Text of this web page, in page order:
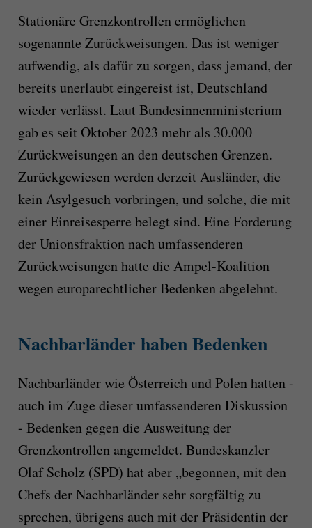
Stationäre Grenzkontrollen ermöglichen
sogenannte Zurückweisungen. Das ist weniger
aufwendig, als dafür zu sorgen, dass jemand, der
bereits unerlaubt eingereist ist, Deutschland
wieder verlässt. Laut Bundesinnenministerium
gab es seit Oktober 2023 mehr als 30.000
Zurückweisungen an den deutschen Grenzen.
Zurückgewiesen werden derzeit Ausländer, die
kein Asylgesuch vorbringen, und solche, die mit
einer Einreisesperre belegt sind. Eine Forderung
der Unionsfraktion nach umfassenderen
Zurückweisungen hatte die Ampel-Koalition
wegen europarechtlicher Bedenken abgelehnt.
Nachbarländer haben Bedenken
Nachbarländer wie Österreich und Polen hatten -
auch im Zuge dieser umfassenderen Diskussion
- Bedenken gegen die Ausweitung der
Grenzkontrollen angemeldet. Bundeskanzler
Olaf Scholz (SPD) hat aber „begonnen, mit den
Chefs der Nachbarländer sehr sorgfältig zu
sprechen, übrigens auch mit der Präsidentin der